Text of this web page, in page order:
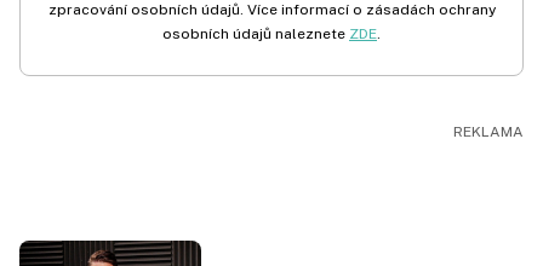
zpracování osobních údajů. Více informací o zásadách ochrany
osobních údajů naleznete ZDE.